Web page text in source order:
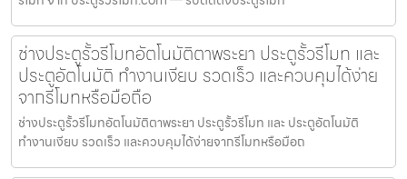
ช่างประตูรั้วรีโมทอัตโนมัติตาพระยา ประตูรั้วรีโมท และ
ประตูอัตโนมัติ ทำงานเงียบ รวดเร็ว และควบคุมได้ง่าย
จากรีโมทหรือมือถือ
ช่างประตูรั้วรีโมทอัตโนมัติตาพระยา ประตูรั้วรีโมท และ ประตูอัตโนมัติ
ทำงานเงียบ รวดเร็ว และควบคุมได้ง่ายจากรีโมทหรือมือถ